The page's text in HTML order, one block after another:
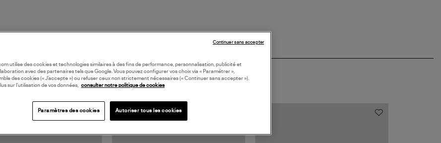
utilise des cookies et technologies similaires à des fins de performance, personnalisation, publicité et
avec des partenaires tels que Google. Vous pouvez configurer vos choix via « Paramétrer »,
des cookies (« J’accepte ») ou refuser ceux non strictement nécessaires (« Continuer sans accepter »).
sur l’utilisation de vos données, consulter notre politique de cookies
Paramètres des cookies Autoriser tous les cookies
Continuer sans accepter